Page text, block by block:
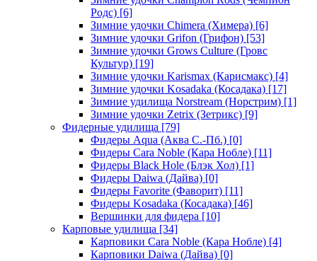
Родс) [6]
Зимние удочки Chimera (Химера) [6]
Зимние удочки Grifon (Грифон) [53]
Зимние удочки Grows Culture (Гровс
Культур) [19]
Зимние удочки Karismax (Карисмакс) [4]
Зимние удочки Kosadaka (Косадака) [17]
Зимние удилища Norstream (Норстрим) [1]
Зимние удочки Zetrix (Зетрикс) [9]
Фидерные удилища [79]
Фидеры Aqua (Аква С.-Пб.) [0]
Фидеры Cara Noble (Кара Нобле) [11]
Фидеры Black Hole (Блэк Хол) [1]
Фидеры Daiwa (Дайва) [0]
Фидеры Favorite (Фаворит) [11]
Фидеры Kosadaka (Косадака) [46]
Вершинки для фидера [10]
Карповые удилища [34]
Карповики Cara Noble (Кара Нобле) [4]
Карповики Daiwa (Дайва) [0]